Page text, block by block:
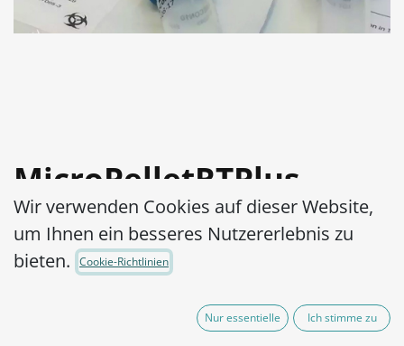
MicroPelletRTPlus
Kocuria rhizophila
ATCC® 9341™ log3
exkl. MwSt.
Wir verwenden Cookies auf dieser Website,
um Ihnen ein besseres Nutzererlebnis zu
bieten.
Cookie-Richtlinien
Nur essentielle Ich stimme zu